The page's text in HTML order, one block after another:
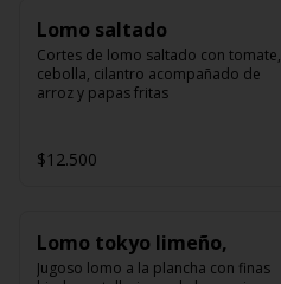
Lomo saltado
Cortes de lomo saltado con tomate,
cebolla, cilantro acompañado de
arroz y papas fritas
$12.500
Lomo tokyo limeño,
Jugoso lomo a la plancha con finas